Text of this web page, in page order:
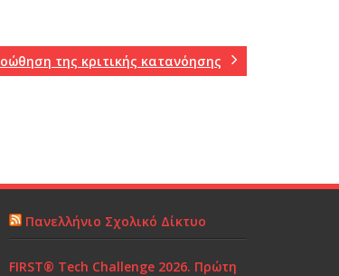
της κριτικής κατανόησης
Πανελλήνιο Σχολικό Δίκτυο
FIRST® Tech Challenge 2026. Πρώτη